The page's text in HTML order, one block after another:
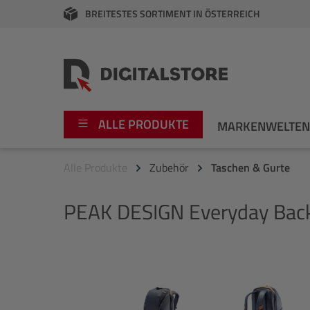
Zur Hauptnavigation springen
BREITESTES SORTIMENT IN ÖSTERREICH
ALLE PRODUKTE MARKENWELTEN
Video
Fujifilm
Alle Produkte Zubehör Taschen & Gurte
PEAK DESIGN Everyday